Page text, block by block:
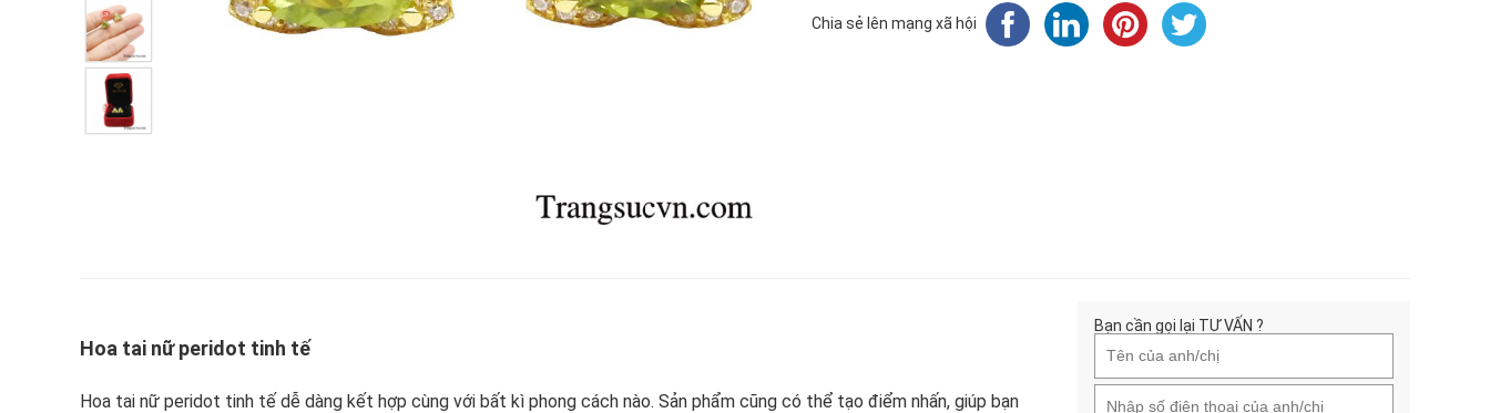
Chia sẻ lên mạng xã hội
Hoa tai nữ peridot tinh tế
Hoa tai nữ peridot tinh tế dễ dàng kết hợp cùng với bất kì phong cách nào. Sản phẩm cũng có thể tạo điểm nhấn, giúp bạn
Bạn cần gọi lại TƯ VẤN ?